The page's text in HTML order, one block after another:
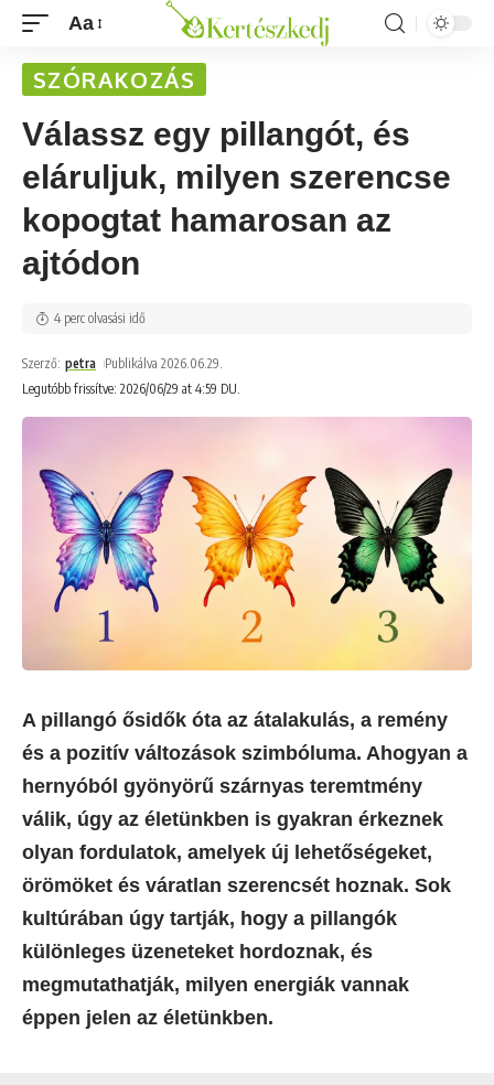
Aa
SZÓRAKOZÁS
Válassz egy pillangót, és
eláruljuk, milyen szerencse
kopogtat hamarosan az
ajtódon
Legutóbb frissítve: 2026/06/29 at 4:59 DU.
Szerző: petra Publikálva 2026.06.29.
4 perc olvasási idő
A pillangó ősidők óta az átalakulás, a remény
és a pozitív változások szimbóluma. Ahogyan a
hernyóból gyönyörű szárnyas teremtmény
válik, úgy az életünkben is gyakran érkeznek
olyan fordulatok, amelyek új lehetőségeket,
örömöket és váratlan szerencsét hoznak. Sok
kultúrában úgy tartják, hogy a pillangók
különleges üzeneteket hordoznak, és
megmutathatják, milyen energiák vannak
éppen jelen az életünkben.